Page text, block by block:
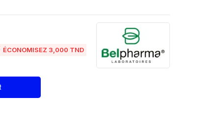
ÉCONOMISEZ 3,000 TND